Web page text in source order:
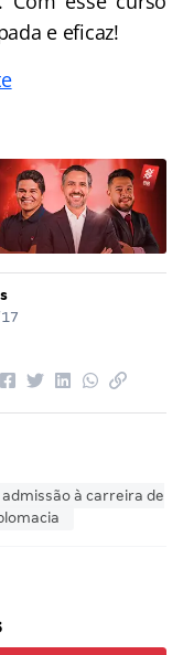
e eficaz!
à carreira de